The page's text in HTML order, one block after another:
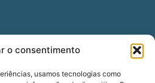
o consentimento
usamos tecnologias como